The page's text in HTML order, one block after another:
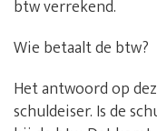
btw verrekend.
Wie betaalt de btw?
Het antwoord op
schuldeiser. Is de